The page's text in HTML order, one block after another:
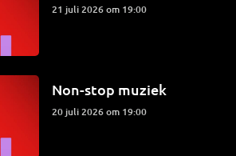
21 juli 2026 om 19:00
Non-stop muziek
20 juli 2026 om 19:00